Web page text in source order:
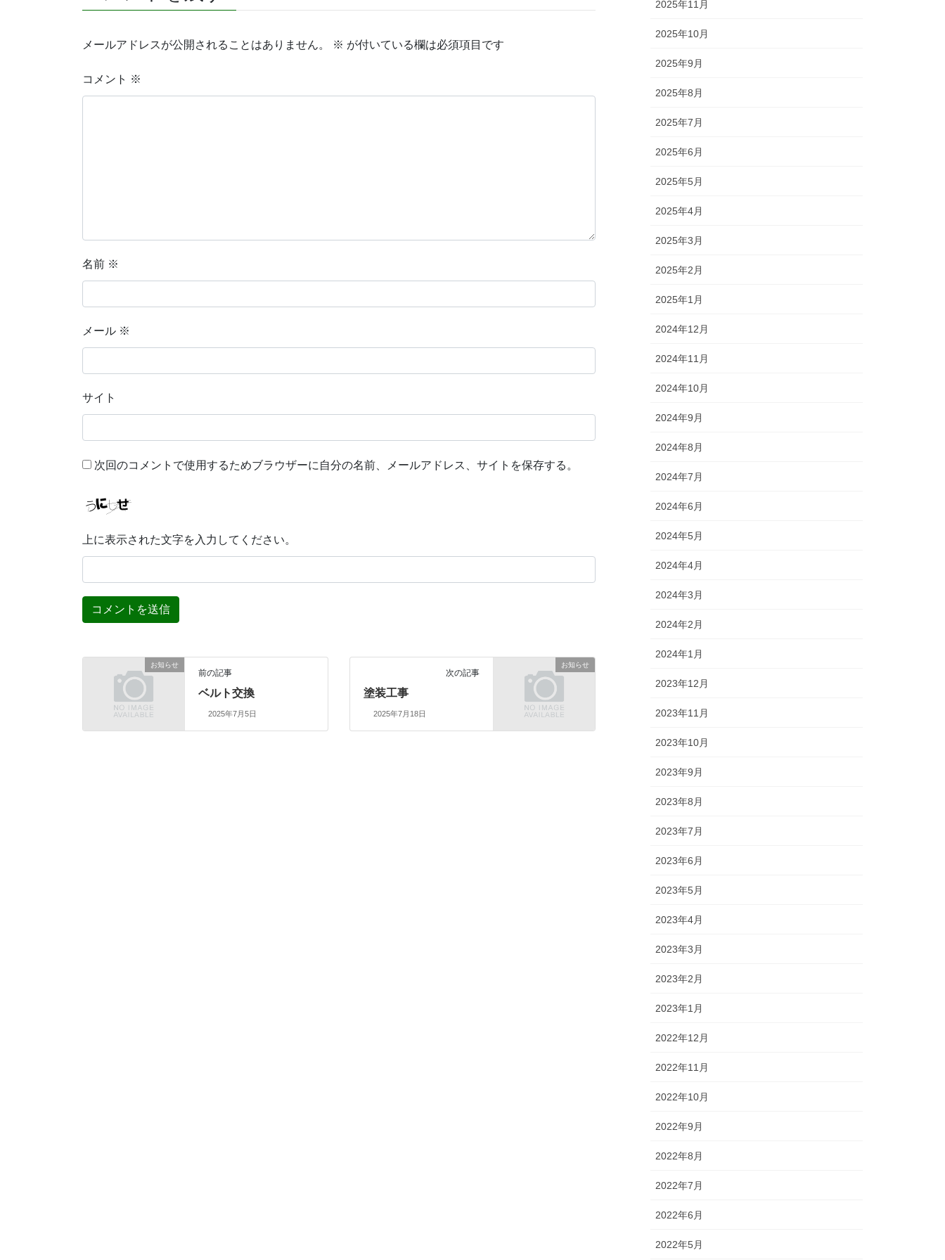
メールアドレスが公開されることはありません。 ※ が付いている欄は必須項目です
コメント ※
名前 ※
メール ※
サイト
次回のコメントで使用するためブラウザーに自分の名前、メールアドレス、サイトを保存する。
上に表示された文字を入力してください。
お知らせ
前の記事
ベルト交換
2025年7月5日
お知らせ
次の記事
塗装工事
2025年7月18日
2025年11月
2025年10月
2025年9月
2025年8月
2025年7月
2025年6月
2025年5月
2025年4月
2025年3月
2025年2月
2025年1月
2024年12月
2024年11月
2024年10月
2024年9月
2024年8月
2024年7月
2024年6月
2024年5月
2024年4月
2024年3月
2024年2月
2024年1月
2023年12月
2023年11月
2023年10月
2023年9月
2023年8月
2023年7月
2023年6月
2023年5月
2023年4月
2023年3月
2023年2月
2023年1月
2022年12月
2022年11月
2022年10月
2022年9月
2022年8月
2022年7月
2022年6月
2022年5月